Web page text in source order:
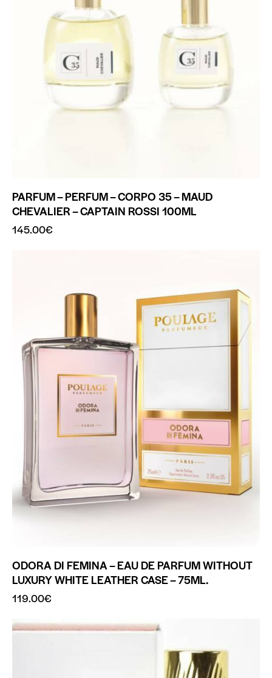
PARFUM – PERFUM – CORPO 35 – MAUD
CHEVALIER – CAPTAIN ROSSI 100ML
145.00€
ODORA DI FEMINA – EAU DE PARFUM WITHOUT
LUXURY WHITE LEATHER CASE – 75ML.
119.00€